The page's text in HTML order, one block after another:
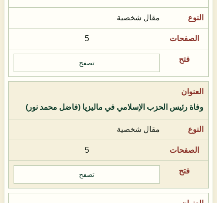
مقال شخصية
5
تصفح
وفاة رئيس الحزب الإسلامي في ماليزيا (فاضل محمد نور)
مقال شخصية
5
تصفح